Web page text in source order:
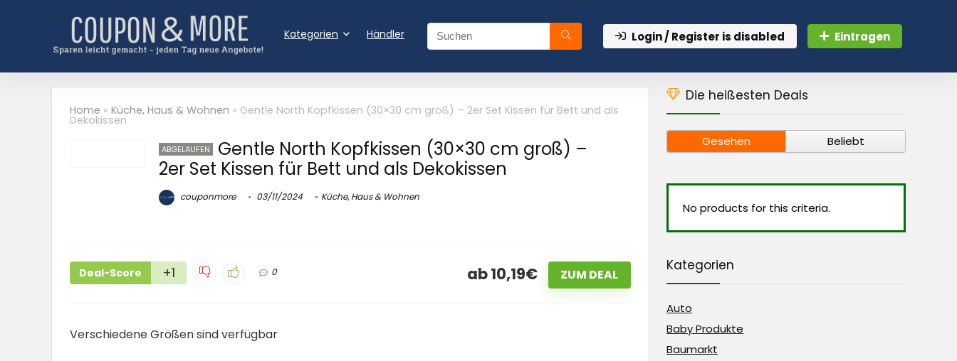
Kategorien Händler Login / Register is disabled Eintragen
Home » Küche, Haus & Wohnen » Gentle North Kopfkissen (30×30 cm groß) – 2er Set Kissen für Bett und als
Dekokissen
ABGELAUFEN
Gentle North Kopfkissen (30×30 cm groß) –
2er Set Kissen für Bett und als Dekokissen
couponmore 03/11/2024 Küche, Haus & Wohnen
Deal-Score +1 0 ab 10,19€ ZUM DEAL
Verschiedene Größen sind verfügbar
Die heißesten Deals
Gesehen Beliebt
No products for this criteria.
Kategorien
Auto
Baby Produkte
Baumarkt